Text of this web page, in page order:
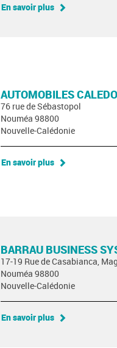
En savoir plus
AUTOMOBILES
76 rue de Sébastopol
Nouméa 98800
Nouvelle-Calédonie
En savoir plus
BARRAU BUSINESS
17-19 Rue de Casabianca,
Nouméa 98800
Nouvelle-Calédonie
En savoir plus